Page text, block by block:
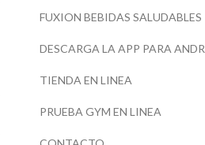
FUXION BEBIDAS SALUDABLES
DESCARGA LA APP PARA
TIENDA EN LINEA
PRUEBA GYM EN LINEA